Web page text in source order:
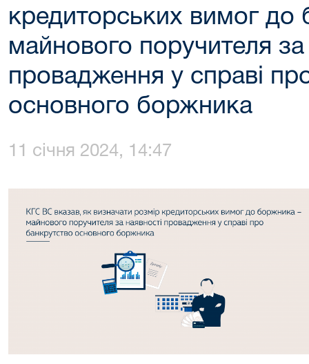
кредиторських вимог до
майнового поручителя за
провадження у справі
основного боржника
11 січня 2024, 14:47